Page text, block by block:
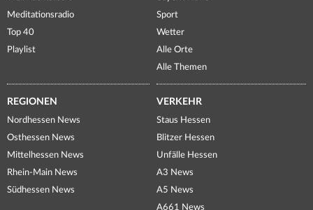
Meditationsradio
Top 40
Playlist
Sport
Wetter
Alle Orte
Alle Themen
REGIONEN
Nordhessen News
Osthessen News
Mittelhessen News
Rhein-Main News
Südhessen News
VERKEHR
Staus Hessen
Blitzer Hessen
Unfälle Hessen
A3 News
A5 News
A661 News